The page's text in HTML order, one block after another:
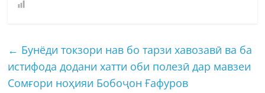
← Бунёди токзори нав бо тарзи хавозавӣ ва ба
истифода додани хатти оби полезӣ дар мавзеи
Сомғори ноҳияи Бобоҷон Ғафуров